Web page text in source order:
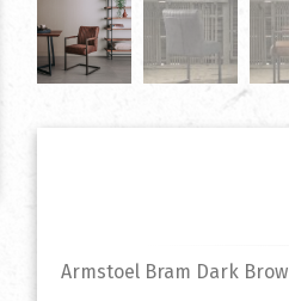
Armstoel Bram Dark